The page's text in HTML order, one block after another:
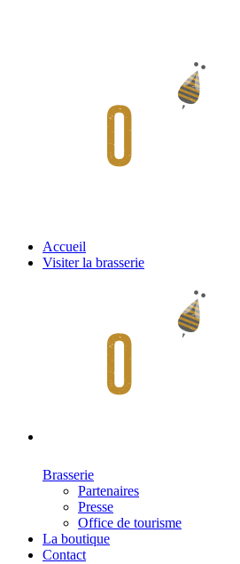
Accueil
Visiter la brasserie
Brasserie
Partenaires
Presse
Office de tourisme
La boutique
Contact